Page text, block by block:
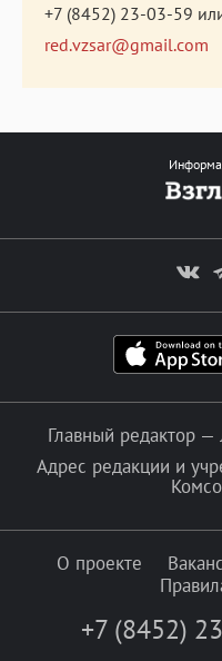
+7 (8452) 23-03-59
red.vzsar@gmail.com
Главный редактор
Адрес редакции и
О проекте
+7 (8452)